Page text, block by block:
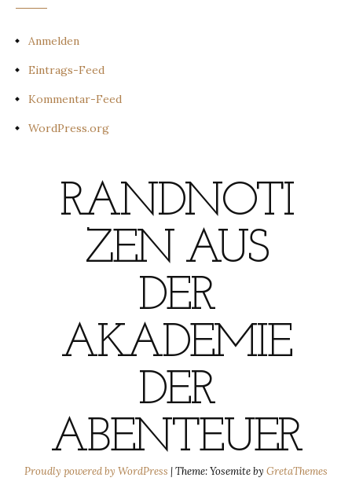
Anmelden
Eintrags-Feed
Kommentar-Feed
WordPress.org
RANDNOTI
ZEN AUS
DER
AKADEMIE
DER
ABENTEUER
Proudly powered by WordPress |Theme: Yosemite by GretaThemes